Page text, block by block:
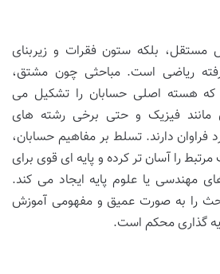
مستقل، بلکه ستون فقرات و زیربنای
ریاضی است. مباحثی چون مشتق،
که هسته اصلی حسابان را تشکیل می
فیزیک و حتی برخی رشته های
فراوان دارند. تسلط بر مفاهیم حسابان،
را آسان تر کرده و پایه ای قوی برای
مهندسی یا علوم پایه ایجاد می کند.
را به صورت عمیق و مفهومی آموزش
گذاری محکم است.